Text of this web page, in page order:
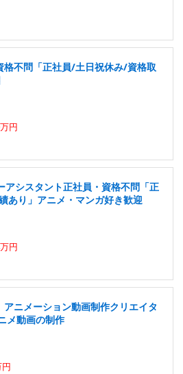
格不問「正社員/土日祝休み/資格取
円
アシスタント正社員・資格不問「正
あり」アニメ・マンガ好き歓迎
円
アニメーション動画制作クリエイタ
メ動画の制作